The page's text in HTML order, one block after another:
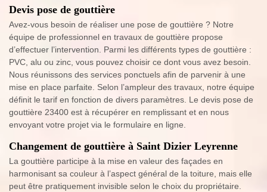
Devis pose de gouttière
Avez-vous besoin de réaliser une pose de gouttière ? Notre
équipe de professionnel en travaux de gouttière propose
d’effectuer l’intervention. Parmi les différents types de gouttière :
PVC, alu ou zinc, vous pouvez choisir ce dont vous avez besoin.
Nous réunissons des services ponctuels afin de parvenir à une
mise en place parfaite. Selon l’ampleur des travaux, notre équipe
définit le tarif en fonction de divers paramètres. Le devis pose de
gouttière 23400 est à récupérer en remplissant et en nous
envoyant votre projet via le formulaire en ligne.
Changement de gouttière à Saint Dizier Leyrenne
La gouttière participe à la mise en valeur des façades en
harmonisant sa couleur à l’aspect général de la toiture, mais elle
peut être pratiquement invisible selon le choix du propriétaire.